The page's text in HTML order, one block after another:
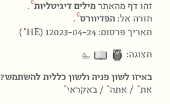
זהו דף מהאתרמילים דיגיטליות .
חזרה אל:הפדיוורס .
תאריך פרסום: 12023-04-24 (
HE
)
תצוגה: ⎁
באיזו לשון פניה ולשון כללית להשתמש?
את
/ אתה /באקראי